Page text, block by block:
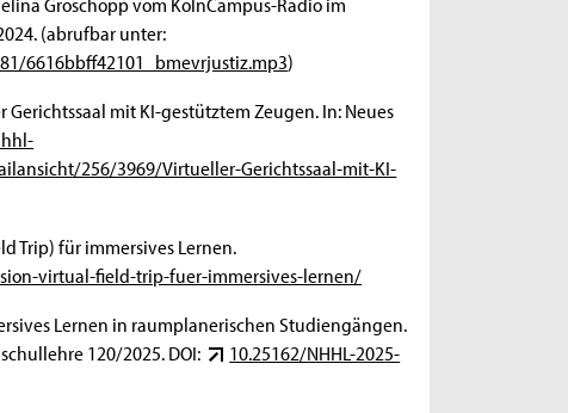
(abrufbar unter:
6616bbff42101_bmevrjustiz.mp3)
Gerichtssaal mit KI-gestütztem Zeugen. In: Neues
256/3969/Virtueller-Gerichtssaal-mit-KI-
Trip) für immersives Lernen.
virtual-field-trip-fuer-immersives-lernen/
Lernen in raumplanerischen Studiengängen.
120/2025. DOI:
10.25162/NHHL-2025-